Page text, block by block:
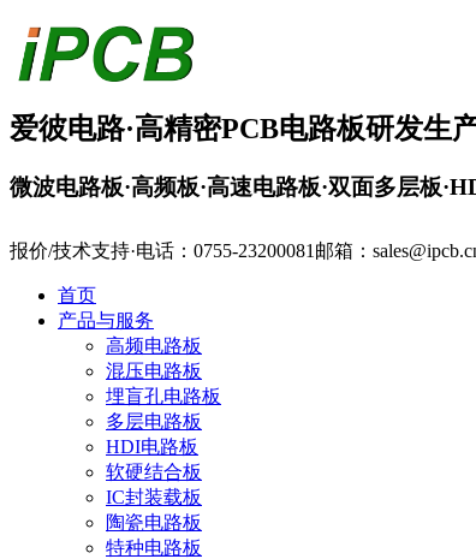
爱彼电路·高精密PCB电路板研发生
微波电路板·高频板·高速电路板·双面多层板
报价/技术支持·电话：0755-23200081 邮箱：
首页
产品与服务
高频电路板
混压电路板
埋盲孔电路板
多层电路板
HDI电路板
软硬结合板
IC封装载板
陶瓷电路板
特种电路板